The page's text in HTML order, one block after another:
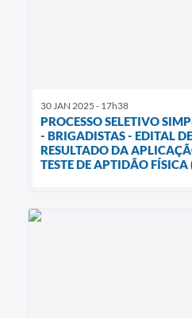
30 JAN 2025 - 17h38
PROCESSO SELETIVO
- BRIGADISTAS - EDITAL
RESULTADO DA
TESTE DE APTIDÃO FÍSICA